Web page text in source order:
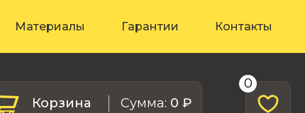
Материалы Гарантии Контакты
Корзина Cумма: 0 ₽
0